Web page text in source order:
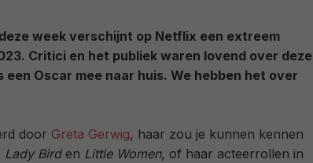
week verschijnt op Netflix een extreem
Critici en het publiek waren lovend over deze
een Oscar mee naar huis. We hebben het over
door Greta Gerwig, haar zou je kunnen kennen
Lady Birden Little Women, of haar acteerrollen in